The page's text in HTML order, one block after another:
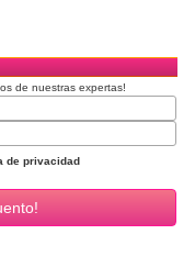
de nuestras expertas!
de privacidad